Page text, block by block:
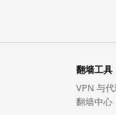
翻墙工具
VPN 与
翻墙中心